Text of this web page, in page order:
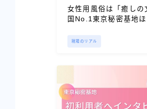
女性用風俗は「癒しの
国No.1東京秘密基地
現場のリアル